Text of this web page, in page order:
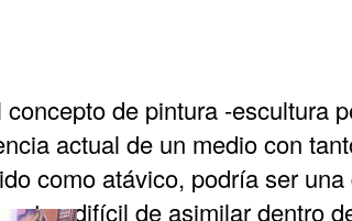
de pintura -escultura
actual de un medio con
como atávico, podría ser
tan difícil de asimilar dentro